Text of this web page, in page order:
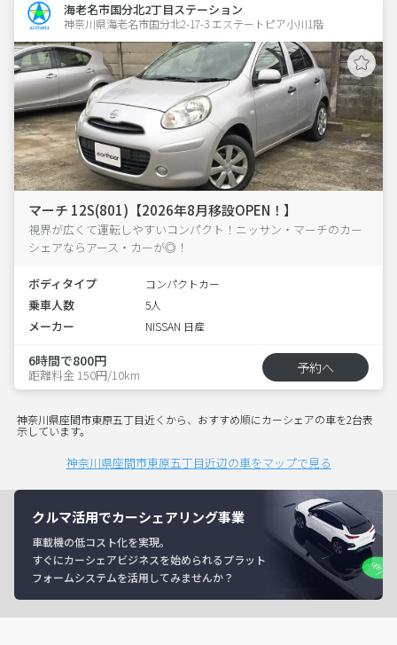
海老名市国分北2丁目ステーション
神奈川県海老名市国分北2-17-3 エステートピア小川1階
マーチ 12S(801)【2026年8月移設OPEN！】
視界が広くて運転しやすいコンパクト！ニッサン・マーチのカー
シェアならアース・カーが◎！
ボディタイプ コンパクトカー
乗車人数 5人
メーカー NISSAN 日産
6時間で800円
距離料金 150円/10km 予約へ
神奈川県座間市東原五丁目近くから、おすすめ順にカーシェアの車を2台表
示しています。
神奈川県座間市東原五丁目近辺の車をマップで見る
クルマ活用でカーシェアリング事業
車載機の低コスト化を実現。
すぐにカーシェアビジネスを始められるプラット
フォームシステムを活用してみませんか？